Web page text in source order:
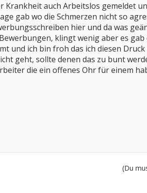
Krankheit auch Arbeitslos gemeldet
gab wo die Schmerzen nicht so
hier und da was
klingt wenig aber es gab
und ich bin froh das ich diesen
geht, sollte denen das zu bunt
die ein offenes Ohr für einem
(Du